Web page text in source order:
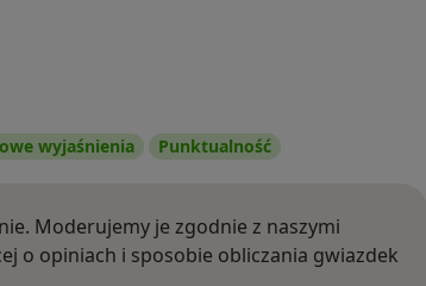
wyjaśnienia Punktualność
Moderujemy je zgodnie z naszymi
o opiniach i sposobie obliczania gwiazdek